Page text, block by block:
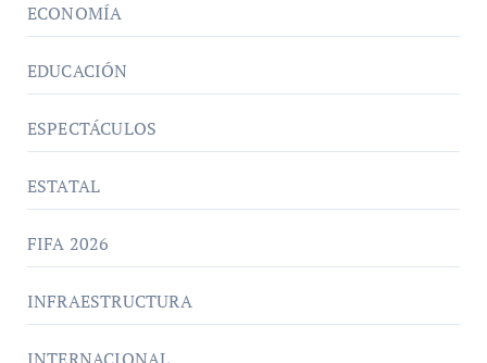
ECONOMÍA
EDUCACIÓN
ESPECTÁCULOS
ESTATAL
FIFA 2026
INFRAESTRUCTURA